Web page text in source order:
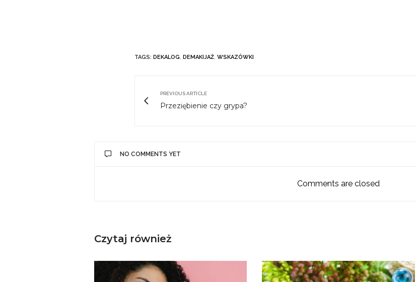
TAGS: DEKALOG, DEMAKIJAŻ, WSKAZÓWKI
PREVIOUS ARTICLE
Przeziębienie czy grypa?
NO COMMENTS YET
Comments are closed
Czytaj również